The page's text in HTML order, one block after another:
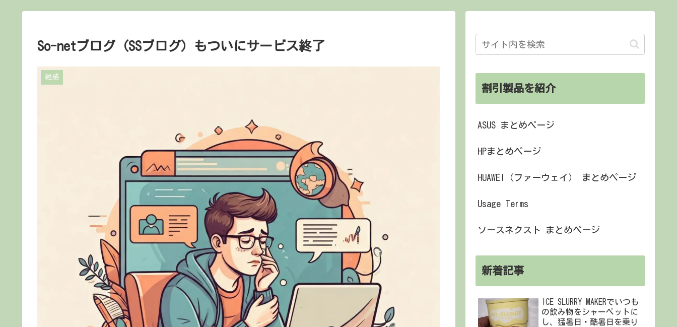
So-netブログ（SSブログ）もついにサービス終了
雑感
割引製品を紹介
ASUS まとめページ
HPまとめページ
HUAWEI（ファーウェイ） まとめページ
Usage Terms
ソースネクスト まとめページ
新着記事
ICE SLURRY MAKERでいつも
の飲み物をシャーベットに
し、猛暑日・酷暑日を乗り